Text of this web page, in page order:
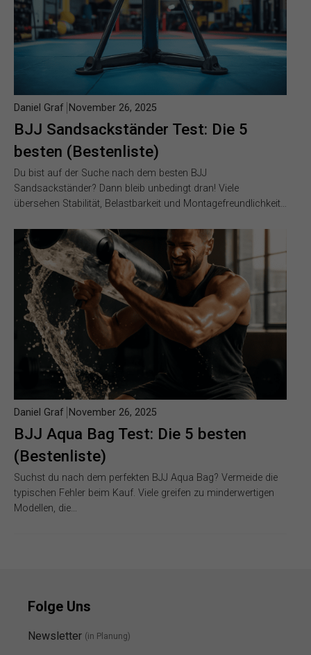
BJJ Sandsackständer Test: Die 5
besten (Bestenliste)
Daniel Graf November 26, 2025
Du bist auf der Suche nach dem besten BJJ
Sandsackständer? Dann bleib unbedingt dran! Viele
übersehen Stabilität, Belastbarkeit und Montagefreundlichkeit…
BJJ Aqua Bag Test: Die 5 besten
(Bestenliste)
Daniel Graf November 26, 2025
Suchst du nach dem perfekten BJJ Aqua Bag? Vermeide die
typischen Fehler beim Kauf. Viele greifen zu minderwertigen
Modellen, die…
Folge Uns
Newsletter (in Planung)